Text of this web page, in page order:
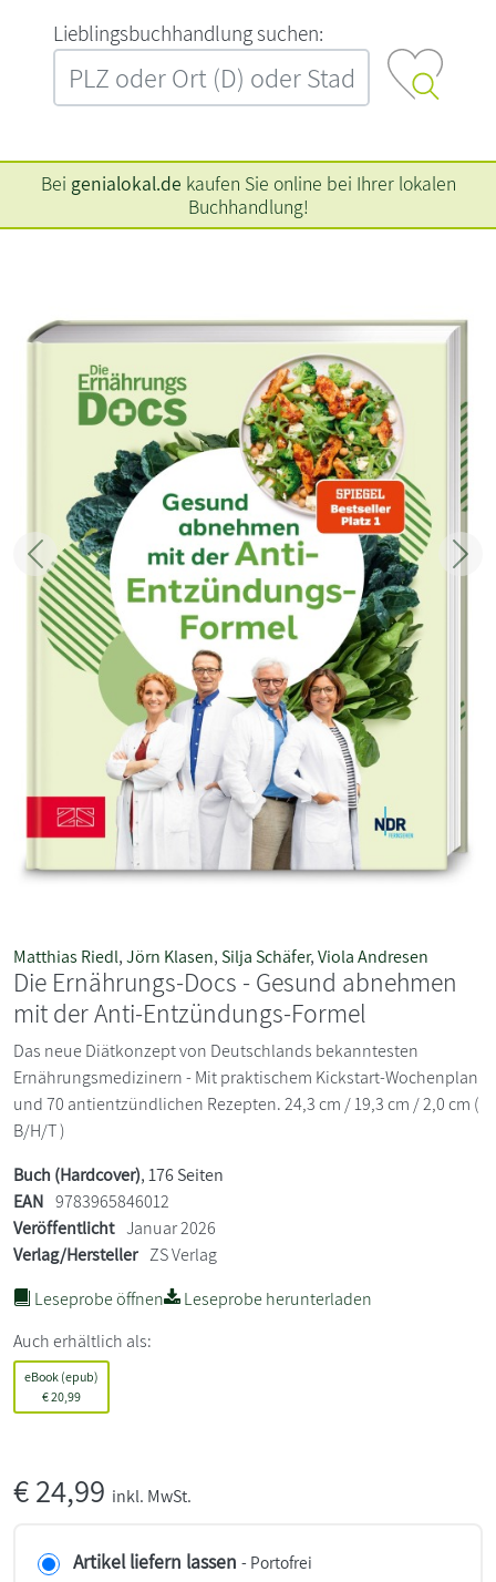
L‍i‍e‍b‍l‍i‍n‍g‍s‍b‍u‍c‍h‍h‍a‍n‍d‍l‍u‍n‍g‍ ‍s‍u‍c‍h‍e‍n‍:‍
Bei genialokal.de kaufen Sie online bei Ihrer lokalen
Buchhandlung!
Zurück
Matthias Riedl,Jörn Klasen, Silja Schäfer,Viola Andresen
Die Ernährungs-Docs - Gesund abnehmen
mit der Anti-Entzündungs-Formel
Das neue Diätkonzept von Deutschlands bekanntesten
Ernährungsmedizinern - Mit praktischem Kickstart-Wochenplan
und 70 antientzündlichen Rezepten. 24,3 cm / 19,3 cm / 2,0 cm (
B/H/T )
Buch (Hardcover), 176 Seiten
EAN 9783965846012
Veröffentlicht Januar 2026
Verlag/Hersteller ZS Verlag
Leseprobe öffnen
Leseprobe herunterladen
Auch erhältlich als:
eBook (epub)
€20,99
€24,99 inkl. MwSt.
Artikel liefern lassen - Portofrei